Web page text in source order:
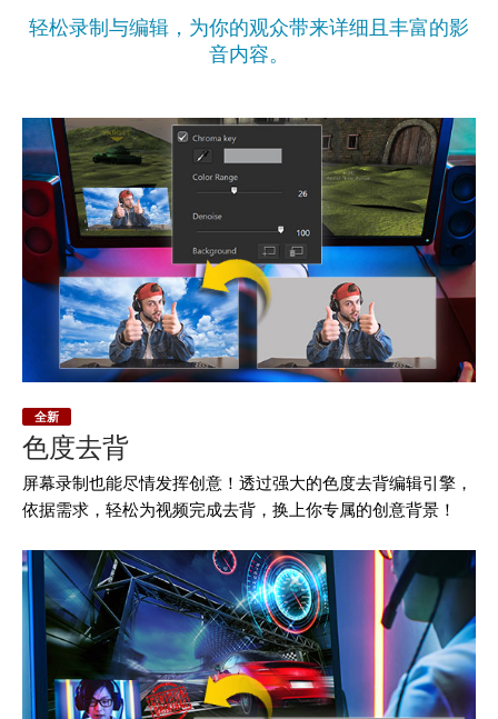
轻松录制与编辑，为你的观众带来详细且丰富的影
音内容。
全新
色度去背
屏幕录制也能尽情发挥创意！透过强大的色度去背编辑引擎，
依据需求，轻松为视频完成去背，换上你专属的创意背景！